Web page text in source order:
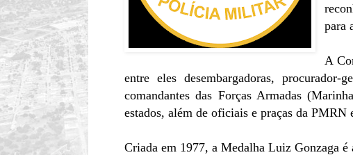
para
A
entre eles desembargadoras,
comandantes das Forças Armadas
estados, além de oficiais e praças da PMRN
Criada em 1977, a Medalha Luiz Gonzaga